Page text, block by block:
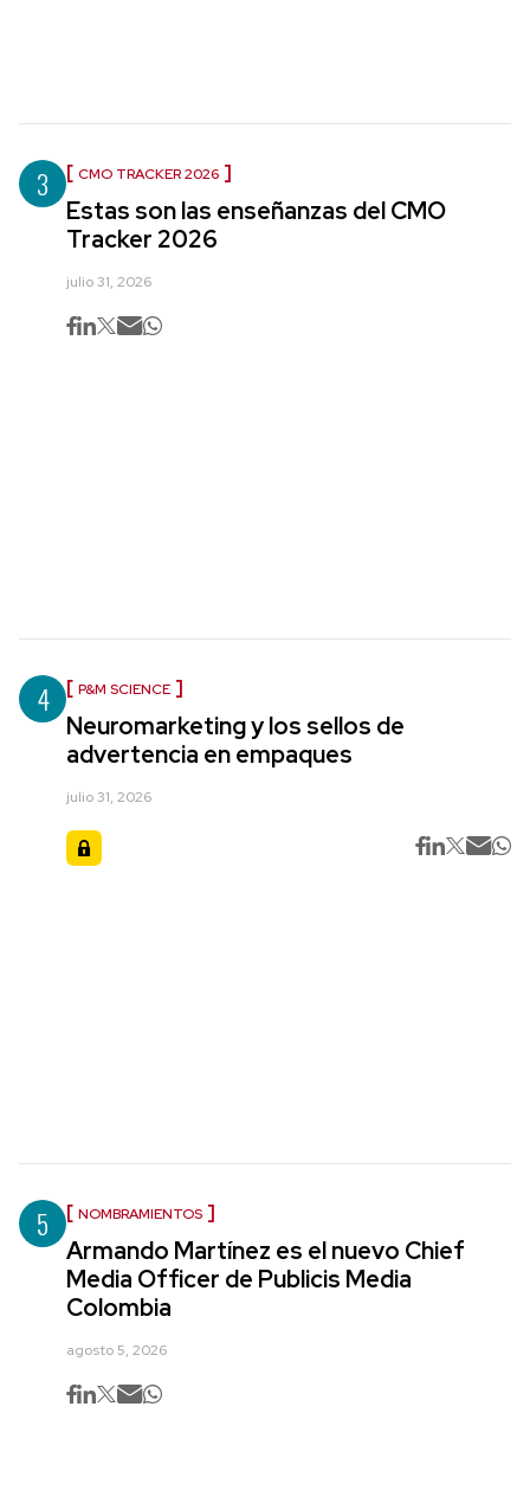
3 CMO TRACKER 2026
Estas son las enseñanzas del CMO
Tracker 2026
julio 31, 2026
4 P&M SCIENCE
Neuromarketing y los sellos de
advertencia en empaques
julio 31, 2026
5 NOMBRAMIENTOS
Armando Martínez es el nuevo Chief
Media Officer de Publicis Media
Colombia
agosto 5, 2026